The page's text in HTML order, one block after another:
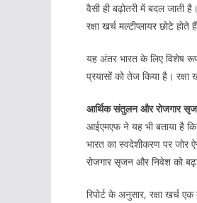
वैसी ही बढ़ोतरी में बदल जाती
रक्षा खर्च मल्टीप्लायर छोटे
यह अंतर भारत के लिए विशेष
प्रयासों को तेज किया है। रक्षा
आर्थिक संतुलन और रोजगार
आईएमएफ ने यह भी बताया है
भारत का स्वदेशीकरण पर जोर
रोजगार सृजन और निवेश को
रिपोर्ट के अनुसार, रक्षा खर्च